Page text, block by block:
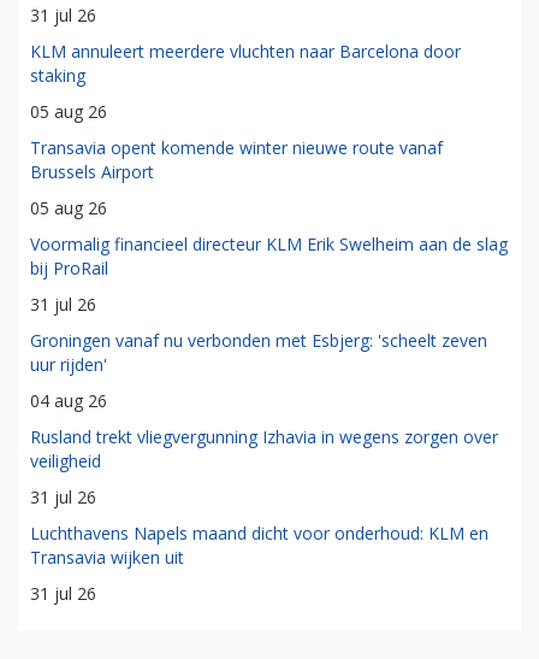
31 jul 26
KLM annuleert meerdere vluchten naar Barcelona door
staking
05 aug 26
Transavia opent komende winter nieuwe route vanaf
Brussels Airport
05 aug 26
Voormalig financieel directeur KLM Erik Swelheim aan de slag
bij ProRail
31 jul 26
Groningen vanaf nu verbonden met Esbjerg: 'scheelt zeven
uur rijden'
04 aug 26
Rusland trekt vliegvergunning Izhavia in wegens zorgen over
veiligheid
31 jul 26
Luchthavens Napels maand dicht voor onderhoud: KLM en
Transavia wijken uit
31 jul 26